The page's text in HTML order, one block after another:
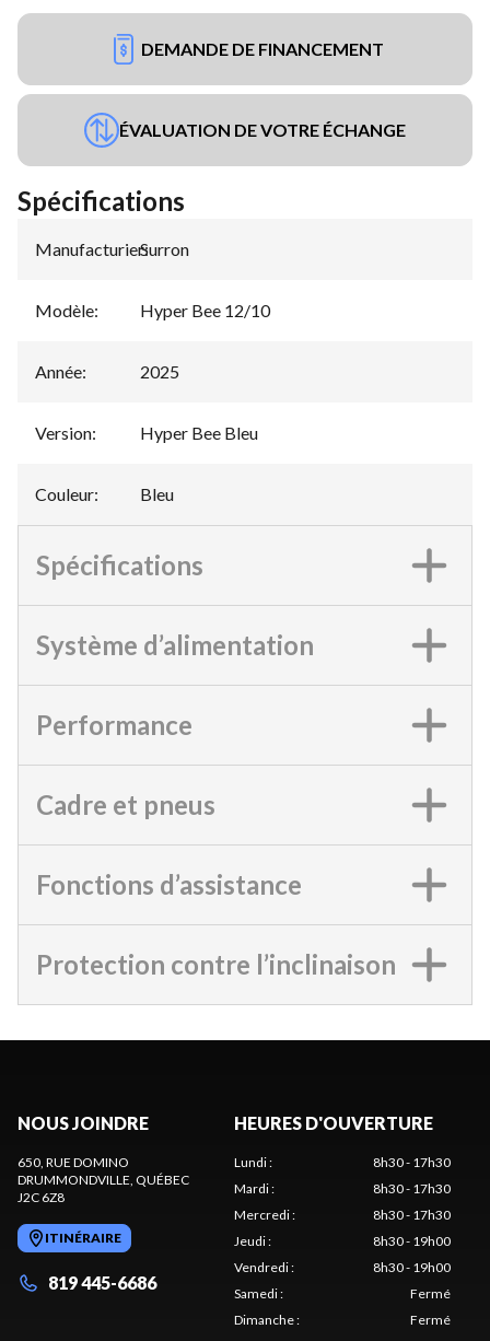
DEMANDE DE FINANCEMENT
ÉVALUATION DE VOTRE ÉCHANGE
Spécifications
Manufacturier:
Surron
Modèle: Hyper Bee 12/10
Année: 2025
Version: Hyper Bee Bleu
Couleur: Bleu
Spécifications
Système d’alimentation
Performance
Cadre et pneus
Fonctions d’assistance
Protection contre l’inclinaison
NOUS JOINDRE
650, RUE DOMINO
DRUMMONDVILLE , QUÉBEC
J2C 6Z8
ITINÉRAIRE
819 445-6686
HEURES D'OUVERTURE
Lundi:
8h30 - 17h30
Mardi:
8h30 - 17h30
Mercredi:
8h30 - 17h30
Jeudi:
8h30 - 19h00
Vendredi:
8h30 - 19h00
Samedi:
Fermé
Dimanche: Fermé